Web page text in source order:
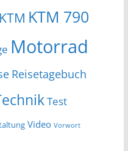
KTM KTM 790
Motorrad
Reisetagebuch
Test
Video Vorwort